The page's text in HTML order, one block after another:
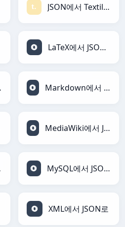
JSON에서 Textile로
LaTeX에서 JSON로
로 Markdown에서 JSON로
MediaWiki에서 JSON로
MySQL에서 JSON로
XML에서 JSON로